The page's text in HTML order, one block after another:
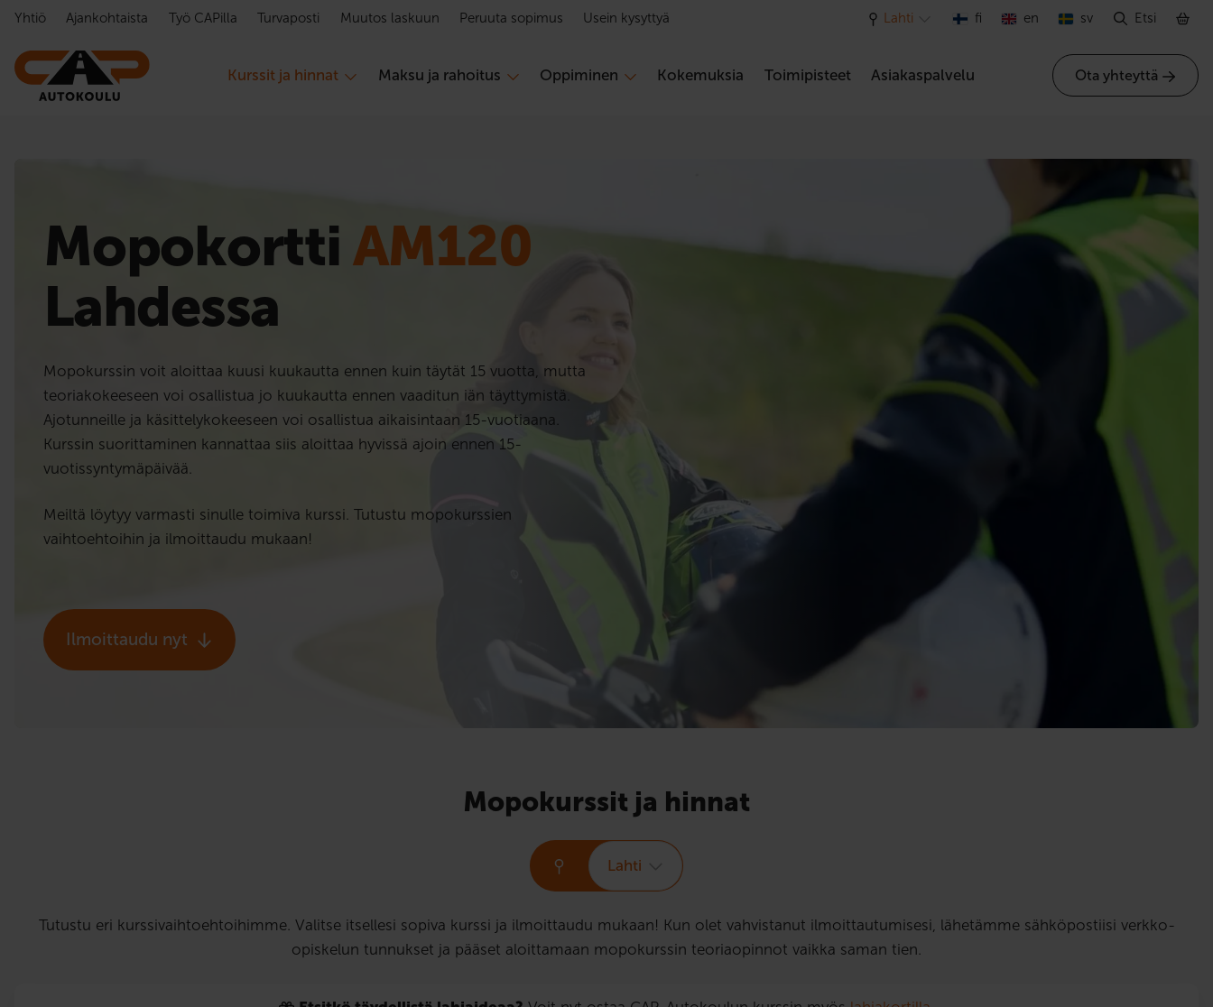
Hyppää sisältöön
Kurssit ja hinnat Maksu ja rahoitus Oppiminen Kokemuksia Toimipisteet Asiakaspalvelu Ota yhteyttä
Yhtiö Ajankohtaista Työ CAPilla Turvaposti Muutos laskuun Peruuta sopimus Usein kysyttyä Lahti fi en sv Etsi
Mopokortti AM120
Lahdessa
Mopokurssin voit aloittaa kuusi kuukautta ennen kuin täytät 15 vuotta, mutta
teoriakokeeseen voi osallistua jo kuukautta ennen vaaditun iän täyttymistä.
Ajotunneille ja käsittelykokeeseen voi osallistua aikaisintaan 15-vuotiaana.
Kurssin suorittaminen kannattaa siis aloittaa hyvissä ajoin ennen 15-
vuotissyntymäpäivää.
Meiltä löytyy varmasti sinulle toimiva kurssi. Tutustu mopokurssien
vaihtoehtoihin ja ilmoittaudu mukaan!
Ilmoittaudu nyt
Mopokurssit ja hinnat
Lahti
Tutustu eri kurssivaihtoehtoihimme. Valitse itsellesi sopiva kurssi ja ilmoittaudu mukaan! Kun olet vahvistanut ilmoittautumisesi, lähetämme sähköpostiisi verkko-
opiskelun tunnukset ja pääset aloittamaan mopokurssin teoriaopinnot vaikka saman tien.